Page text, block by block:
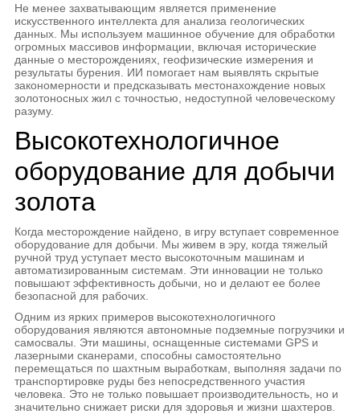
Не менее захватывающим является применение
искусственного интеллекта для анализа геологических
данных. Мы используем машинное обучение для обработки
огромных массивов информации, включая исторические
данные о месторождениях, геофизические измерения и
результаты бурения. ИИ помогает нам выявлять скрытые
закономерности и предсказывать местонахождение новых
золотоносных жил с точностью, недоступной человеческому
разуму.
Высокотехнологичное
оборудование для добычи
золота
Когда месторождение найдено, в игру вступает современное
оборудование для добычи. Мы живем в эру, когда тяжелый
ручной труд уступает место высокоточным машинам и
автоматизированным системам. Эти инновации не только
повышают эффективность добычи, но и делают ее более
безопасной для рабочих.
Одним из ярких примеров высокотехнологичного
оборудования являются автономные подземные погрузчики и
самосвалы. Эти машины, оснащенные системами GPS и
лазерными сканерами, способны самостоятельно
перемещаться по шахтным выработкам, выполняя задачи по
транспортировке руды без непосредственного участия
человека. Это не только повышает производительность, но и
значительно снижает риски для здоровья и жизни шахтеров.